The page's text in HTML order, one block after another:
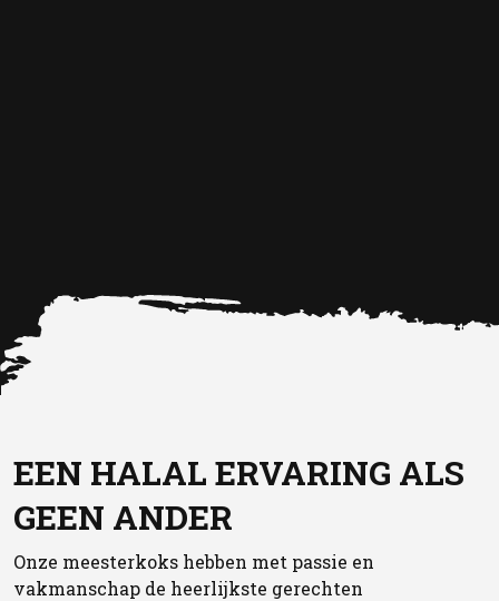
EEN HALAL ERVARING ALS
GEEN ANDER
Onze meesterkoks hebben met passie en
vakmanschap de heerlijkste gerechten